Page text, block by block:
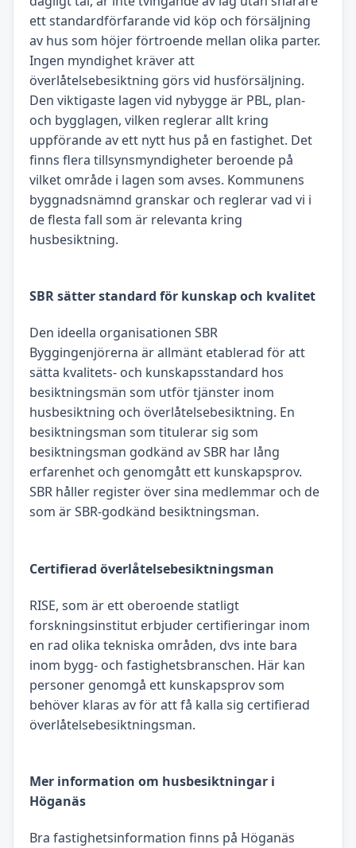
ett standardförfarande vid köp och försäljning
av hus som höjer förtroende mellan olika parter.
Ingen myndighet kräver att
överlåtelsebesiktning görs vid husförsäljning.
Den viktigaste lagen vid nybygge är PBL, plan-
och bygglagen, vilken reglerar allt kring
uppförande av ett nytt hus på en fastighet. Det
finns flera tillsynsmyndigheter beroende på
vilket område i lagen som avses. Kommunens
byggnadsnämnd granskar och reglerar vad vi i
de flesta fall som är relevanta kring
husbesiktning.
SBR sätter standard för kunskap och kvalitet
Den ideella organisationen SBR
Byggingenjörerna är allmänt etablerad för att
sätta kvalitets- och kunskapsstandard hos
besiktningsmän som utför tjänster inom
husbesiktning och överlåtelsebesiktning. En
besiktningsman som titulerar sig som
besiktningsman godkänd av SBR har lång
erfarenhet och genomgått ett kunskapsprov.
SBR håller register över sina medlemmar och de
som är SBR-godkänd besiktningsman.
Certifierad överlåtelsebesiktningsman
RISE, som är ett oberoende statligt
forskningsinstitut erbjuder certifieringar inom
en rad olika tekniska områden, dvs inte bara
inom bygg- och fastighetsbranschen. Här kan
personer genomgå ett kunskapsprov som
behöver klaras av för att få kalla sig certifierad
överlåtelsebesiktningsman.
Mer information om husbesiktningar i
Höganäs
Bra fastighetsinformation finns på Höganäs